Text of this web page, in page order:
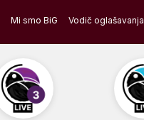
Mi smo BiG Vodič oglašavanja